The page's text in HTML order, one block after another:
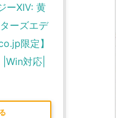
ーXIV: 黄
ーズエデ
限定】
対応|